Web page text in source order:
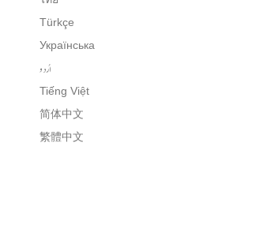
Türkçe
Українська
اُردو
Tiếng Việt
简体中文
繁體中文